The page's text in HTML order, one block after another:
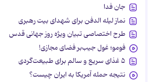
جان فدا
نماز لیله الدفن برای شهدای بیت رهبری
طرح اختصاصی تبیان ویژه روز جهانی قدس
فومو؛ غول جیب‌بر فضای مجازی!
۵ غذای سریع و سالم برای طبیعت‌گردی
نتیجه حمله آمریکا به ایران چیست؟